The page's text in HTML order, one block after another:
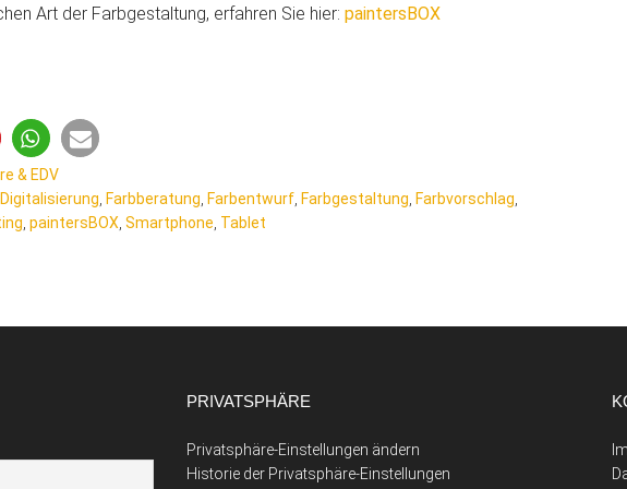
Art der Farbgestaltung, erfahren Sie hier: paintersBOX
& EDV
Digitalisierung Farbberatung Farbentwurf Farbgestaltung Farbvorschlag
paintersBOX Smartphone Tablet
PRIVATSPHÄRE
Privatsphäre-Einstellungen ändern
Historie der Privatsphäre-Einstellungen